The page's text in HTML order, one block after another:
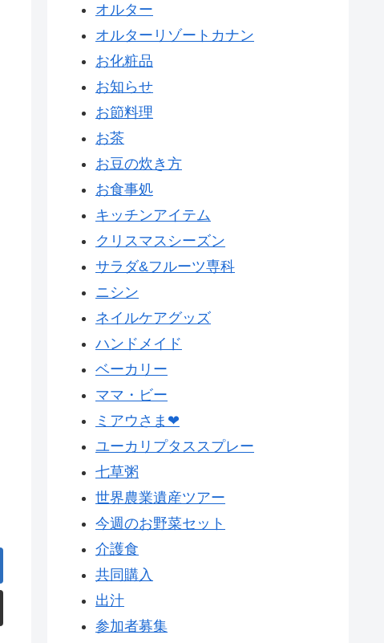
オルター
オルターリゾートカナン
お化粧品
お知らせ
お節料理
お茶
お豆の炊き方
お食事処
キッチンアイテム
クリスマスシーズン
サラダ&フルーツ専科
ニシン
ネイルケアグッズ
ハンドメイド
ベーカリー
ママ・ビー
ミアウさま❤
ユーカリプタススプレー
七草粥
世界農業遺産ツアー
今週のお野菜セット
介護食
共同購入
出汁
参加者募集